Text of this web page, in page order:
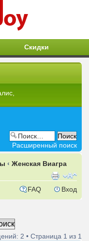
Скидки
Расширенный поиск
‹ Женская Виагра
FAQ Вход
2 • Страница 1 из 1